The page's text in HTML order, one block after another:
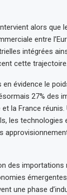
alors que
entre
intégrées
cette trajectoire.
évidence le
27% des
et la France
les
des
une phase